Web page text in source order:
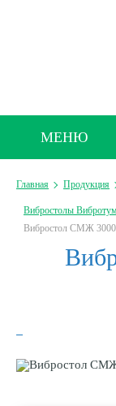
МЕНЮ
Главная Продукция
Вибростолы
Вибростол СМЖ 3000